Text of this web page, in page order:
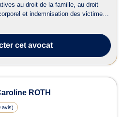
au droit de la famille, au droit
et indemnisation des victimes
cet avocat
ROTH
avis)